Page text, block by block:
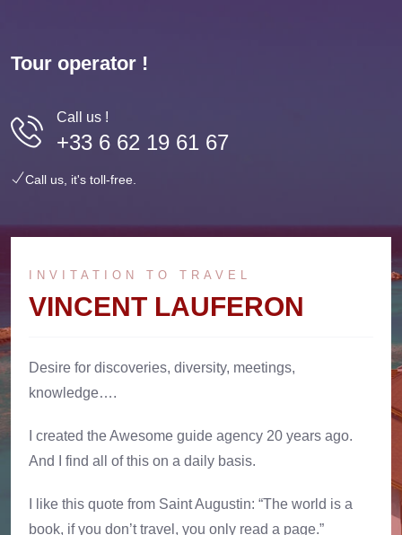
Tour operator !
Call us !
+33 6 62 19 61 67
Call us, it's toll-free.
INVITATION TO TRAVEL
VINCENT LAUFERON
Desire for discoveries, diversity, meetings,
knowledge….
I created the Awesome guide agency 20 years ago.
And I find all of this on a daily basis.
I like this quote from Saint Augustin: “The world is a
book, if you don’t travel, you only read a page.”